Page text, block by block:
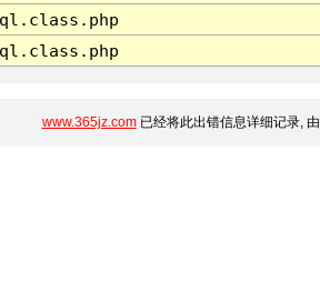
www.365jz.com已经将此出错信息详细记录,